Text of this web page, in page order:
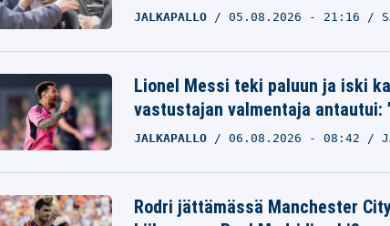
JALKAPALLO 05.08.2026 - 21:16
Lionel Messi teki paluun ja iski
vastustajan valmentaja antautui:
JALKAPALLO 06.08.2026 - 08:42
Rodri jättämässä Manchester